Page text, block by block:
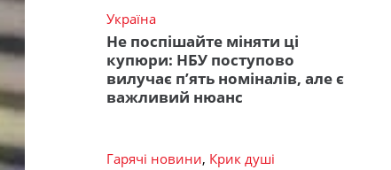
Україна
Не поспішайте міняти ці
купюри: НБУ поступово
вилучає п’ять номіналів, але є
важливий нюанс
Гарячі новини, Крик душі